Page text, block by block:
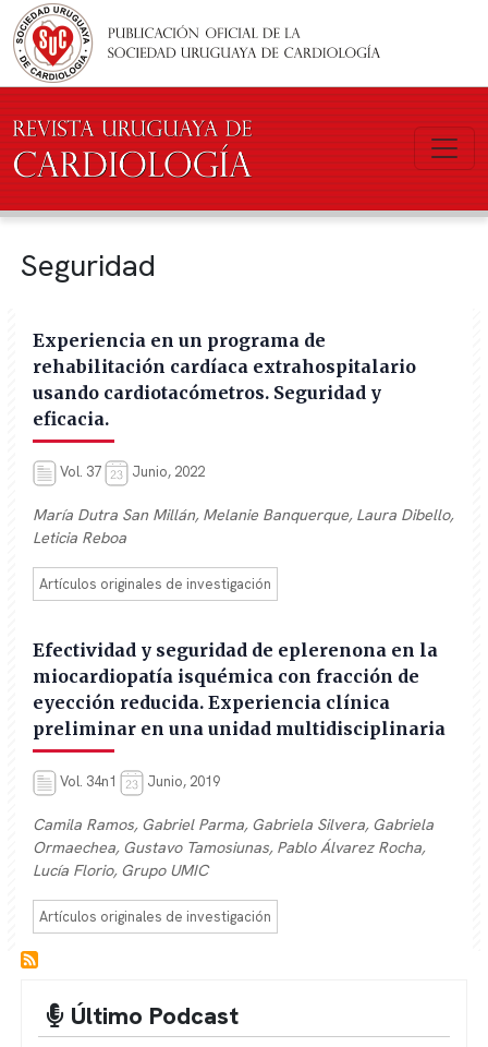
Pasar al contenido principal
Seguridad
Experiencia en un programa de
rehabilitación cardíaca extrahospitalario
usando cardiotacómetros. Seguridad y
eficacia.
Vol. 37 Junio, 2022
María Dutra San Millán, Melanie Banquerque, Laura Dibello,
Leticia Reboa
Artículos originales de investigación
Efectividad y seguridad de eplerenona en la
miocardiopatía isquémica con fracción de
eyección reducida. Experiencia clínica
preliminar en una unidad multidisciplinaria
Vol. 34n1 Junio, 2019
Camila Ramos, Gabriel Parma, Gabriela Silvera, Gabriela
Ormaechea, Gustavo Tamosiunas, Pablo Álvarez Rocha,
Lucía Florio, Grupo UMIC
Artículos originales de investigación
Último Podcast